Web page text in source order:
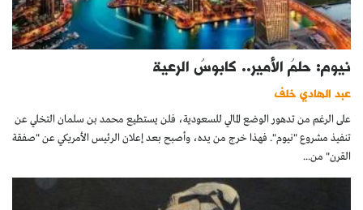
نيوم: حلمُ الأمير.. كابوسُ الرعية
عبد الهادي خلف
على الرغم من تدهور الوضع المالي للسعودية، فلن يستطيع محمد بن سلمان التخلي عن
تنفيذ مشروع "نيوم". فهذا خرج من يده، وأصبح بعد إعلان الرئيس الأمريكي عن "صفقة
القرن" من...